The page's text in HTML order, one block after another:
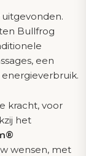
Bullfrog
een
kracht, voor
het
wensen, met